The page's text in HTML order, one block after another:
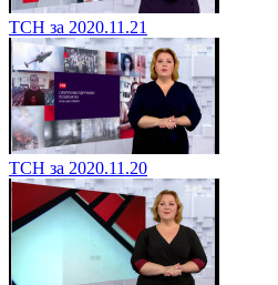
ТСН за 2020.11.21
ТСН за 2020.11.20